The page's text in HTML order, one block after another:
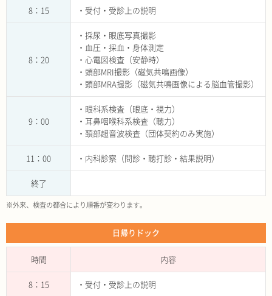
8：15 ・受付・受診上の説明
8：20
・採尿・眼底写真撮影
・血圧・採血・身体測定
・心電図検査（安静時）
・頭部MRI撮影（磁気共鳴画像）
・頭部MRA撮影（磁気共鳴画像による脳血管撮影）
9：00
・眼科系検査（眼底・視力）
・耳鼻咽喉科系検査（聴力）
・頚部超音波検査（団体契約のみ実施）
11：00 ・内科診察（問診・聴打診・結果説明）
終了
※外来、検査の都合により順番が変わります。
日帰りドック
時間 内容
8：15 ・受付・受診上の説明